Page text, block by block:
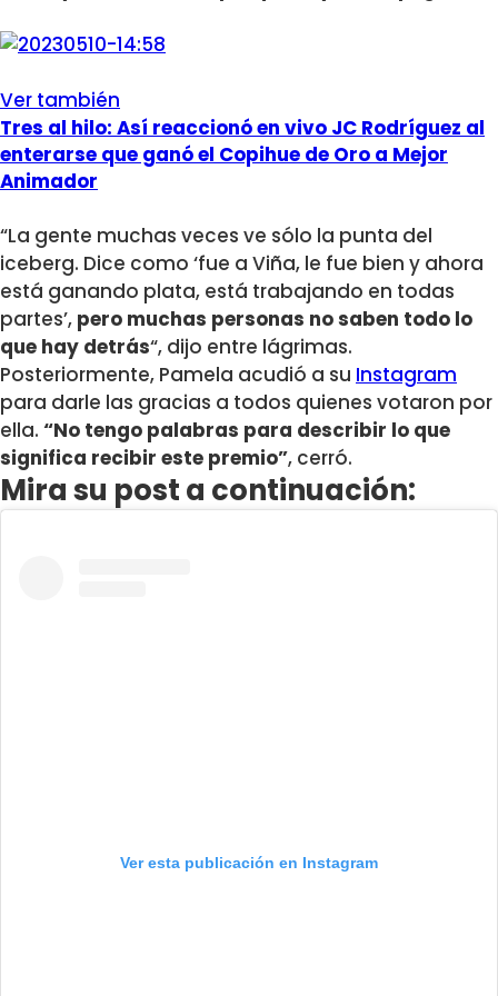
Ver también
Tres al hilo: Así reaccionó en vivo JC Rodríguez al
enterarse que ganó el Copihue de Oro a Mejor
Animador
“La gente muchas veces ve sólo la punta del
iceberg. Dice como ‘fue a Viña, le fue bien y ahora
está ganando plata, está trabajando en todas
partes’, pero muchas personas no saben todo lo
que hay detrás“, dijo entre lágrimas.
Posteriormente, Pamela acudió a su Instagram
para darle las gracias a todos quienes votaron por
ella. “No tengo palabras para describir lo que
significa recibir este premio”, cerró.
Mira su post a continuación:
Ver esta publicación en Instagram